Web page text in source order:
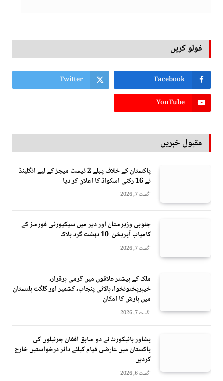
فولو کریں
Facebook
Twitter
YouTube
مقبول خبریں
پاکستان کے خلاف پہلے 2 ٹیسٹ میچز کے لیے انگلینڈ
نے 16 رکنی اسکواڈ کا اعلان کر دیا
اگست 7, 2026
جنوبی وزیرستان اور دیر میں سیکیورٹی فورسز کے
کامیاب آپریشن، 10 دہشت گرد ہلاک
اگست 7, 2026
ملک کے بیشتر علاقوں میں گرمی برقرار،
خیبرپختونخوا، بالائی پنجاب، کشمیر اور گلگت بلتستان
میں بارش کا امکان
اگست 7, 2026
پشاور ہائیکورٹ نے دو سابق افغان جرنیلوں کی
پاکستان میں عارضی قیام کیلئے دائر درخواستیں خارج
کردیں
اگست 6, 2026